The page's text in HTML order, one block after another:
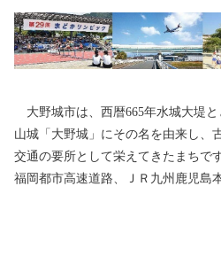
大野城市は、西暦665年水城大堤
山城「大野城」にその名を由来し、
交通の要所として栄えてきたまち
福岡都市高速道路、ＪＲ九州鹿児島
れているとともに、東北部の四王寺